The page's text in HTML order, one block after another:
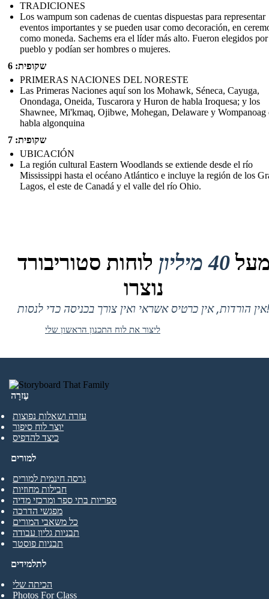
TRADICIONES
Los wampum son cadenas de cuentas dispuestas para representar
eventos importantes y se pueden usar como decoración, en
como moneda. Sachems era el líder más alto. Fueron elegidos
pueblo y podían ser hombres o mujeres.
שקופית: 6
PRIMERAS NACIONES DEL NORESTE
Las Primeras Naciones aquí son los Mohawk, Séneca, Cayuga,
Onondaga, Oneida, Tuscarora y Huron de habla Iroquesa; y los
Shawnee, Mi'kmaq, Ojibwe, Mohegan, Delaware y Wompanoag
habla algonquina
שקופית: 7
UBICACIÓN
La región cultural Eastern Woodlands se extiende desde el río
Mississippi hasta el océano Atlántico e incluye la región de los
Lagos, el este de Canadá y el valle del río Ohio.
40 מיליון
לוחות סטוריבורד
נוצרו
אין הורדות, אין כרטיס אשראי ואין צורך בכניסה כדי לנסות!
ליצור את לוח התכנון הראשון שלי
עֶזרָה
עזרה ושאלות נפוצות
יוצר לוח סיפור
כיצד להדפיס
לתלמידים
הכיתה שלי
Photos For Class
למורים
גרסה חינמית למורים
חבילות מחוזיות
ספריות בתי ספר ומרכזי מדיה
מפגשי הדרכה
כל משאבי המורים
תבניות גליון עבודה
תבניות פוסטר